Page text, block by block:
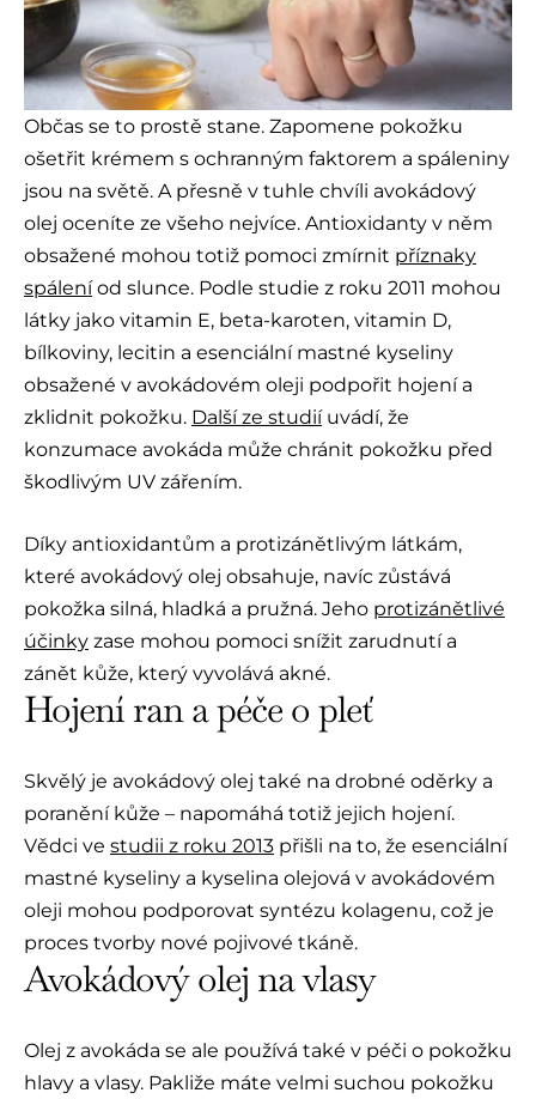
Občas se to prostě stane. Zapomene pokožku
ošetřit krémem s ochranným faktorem a spáleniny
jsou na světě. A přesně v tuhle chvíli avokádový
olej oceníte ze všeho nejvíce. Antioxidanty v něm
obsažené mohou totiž pomoci zmírnit příznaky
spáleníod slunce. Podle studie z roku 2011 mohou
látky jako vitamin E, beta-karoten, vitamin D,
bílkoviny, lecitin a esenciální mastné kyseliny
obsažené v avokádovém oleji podpořit hojení a
zklidnit pokožku. Další ze studiíuvádí, že
konzumace avokáda může chránit pokožku před
škodlivým UV zářením.
Díky antioxidantům a protizánětlivým látkám,
které avokádový olej obsahuje, navíc zůstává
pokožka silná, hladká a pružná. Jeho protizánětlivé
účinky zase mohou pomoci snížit zarudnutí a
zánět kůže, který vyvolává akné.
Hojení ran a péče o pleť
Skvělý je avokádový olej také na drobné oděrky a
poranění kůže – napomáhá totiž jejich hojení.
Vědci ve studii z roku 2013 přišli na to, že esenciální
mastné kyseliny a kyselina olejová v avokádovém
oleji mohou podporovat syntézu kolagenu, což je
proces tvorby nové pojivové tkáně.
Avokádový olej na vlasy
Olej z avokáda se ale používá také v péči o pokožku
hlavy a vlasy. Pakliže máte velmi suchou pokožku